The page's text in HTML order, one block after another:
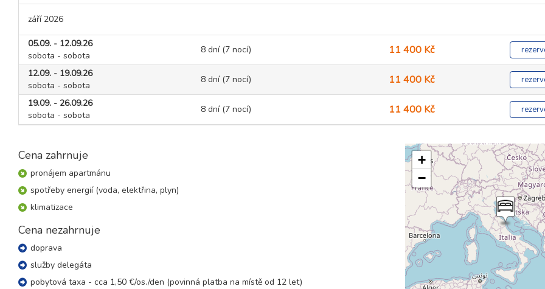
září 2026
05.09. - 12.09.26
sobota - sobota
8 dní (7 nocí) 11 400 Kč
12.09. - 19.09.26
sobota - sobota
8 dní (7 nocí) 11 400 Kč
19.09. - 26.09.26
sobota - sobota
8 dní (7 nocí) 11 400 Kč
Cena zahrnuje
pronájem apartmánu
spotřeby energií (voda, elektřina, plyn)
klimatizace
Cena nezahrnuje
doprava
služby delegáta
pobytová taxa - cca 1,50 €/os./den (povinná platba na místě od 12 let)
+
−